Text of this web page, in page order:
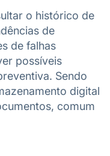
o histórico de
de
de falhas
possíveis
Sendo
digital
comum